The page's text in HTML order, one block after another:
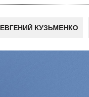
ЕВГЕНИЙ КУЗЬМЕНКО